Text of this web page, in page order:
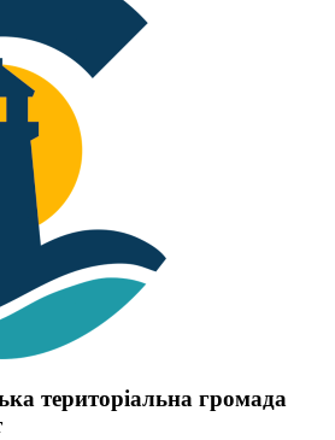
територіальна громада